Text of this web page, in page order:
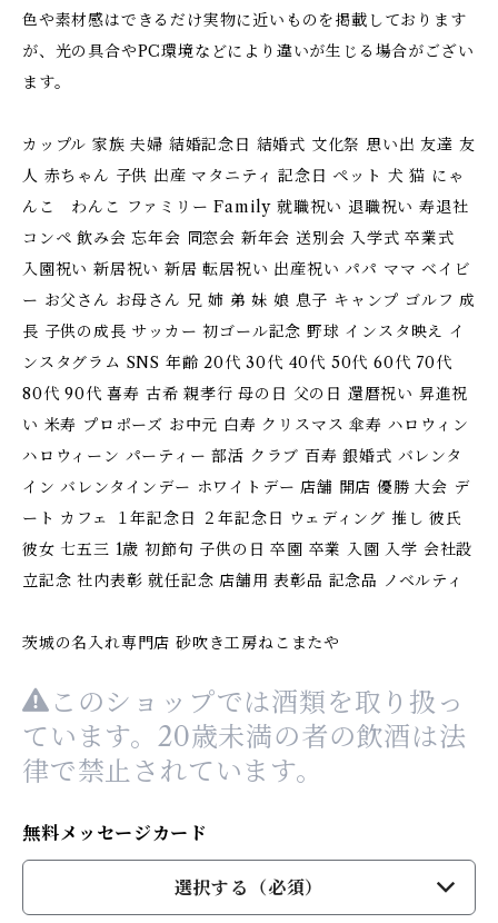
色や素材感はできるだけ実物に近いものを掲載しております
が、光の具合やPC環境などにより違いが生じる場合がござい
ます。
カップル 家族 夫婦 結婚記念日 結婚式 文化祭 思い出 友達 友
人 赤ちゃん 子供 出産 マタニティ 記念日 ペット 犬 猫 にゃ
んこ わんこ ファミリー Family 就職祝い 退職祝い 寿退社
コンペ 飲み会 忘年会 同窓会 新年会 送別会 入学式 卒業式
入園祝い 新居祝い 新居 転居祝い 出産祝い パパ ママ ベイビ
ー お父さん お母さん 兄 姉 弟 妹 娘 息子 キャンプ ゴルフ 成
長 子供の成長 サッカー 初ゴール記念 野球 インスタ映え イ
ンスタグラム SNS 年齢 20代 30代 40代 50代 60代 70代
80代 90代 喜寿 古希 親孝行 母の日 父の日 還暦祝い 昇進祝
い 米寿 プロポーズ お中元 白寿 クリスマス 傘寿 ハロウィン
ハロウィーン パーティー 部活 クラブ 百寿 銀婚式 バレンタ
イン バレンタインデー ホワイトデー 店舗 開店 優勝 大会 デ
ート カフェ １年記念日 ２年記念日 ウェディング 推し 彼氏
彼女 七五三 1歳 初節句 子供の日 卒園 卒業 入園 入学 会社設
立記念 社内表彰 就任記念 店舗用 表彰品 記念品 ノベルティ
茨城の名入れ専門店 砂吹き工房ねこまたや
このショップでは酒類を取り扱っ
ています。20歳未満の者の飲酒は法
律で禁止されています。
無料メッセージカード
選択する（必須）